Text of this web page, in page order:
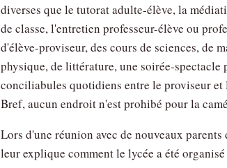
diverses que le tutorat adulte-élève, la
de classe, l'entretien professeur-élève ou
d'élève-proviseur, des cours de sciences, de
physique, de littérature, une soirée-spectacle
conciliabules quotidiens entre le proviseur
Bref, aucun endroit n'est prohibé pour la
Lors d'une réunion avec de nouveaux parents
leur explique comment le lycée a été